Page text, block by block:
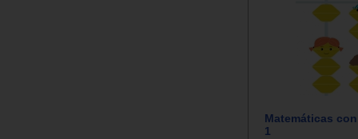
Matemáticas
1